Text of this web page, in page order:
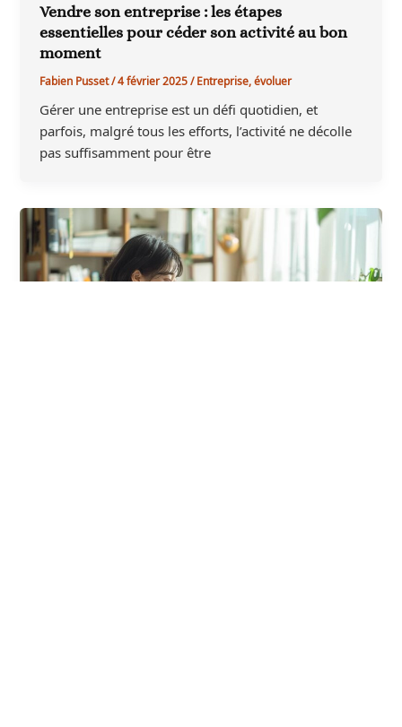
Vendre son entreprise : les étapes
essentielles pour céder son activité au bon
moment
Fabien Pusset/4 février 2025/Entreprise,évoluer
Gérer une entreprise est un défi quotidien, et
parfois, malgré tous les efforts, l’activité ne décolle
pas suffisamment pour être